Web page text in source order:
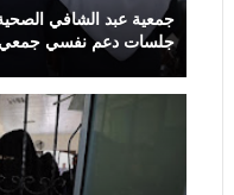
جمعية عبد الشافي
جلسات دعم نفسي جمعي